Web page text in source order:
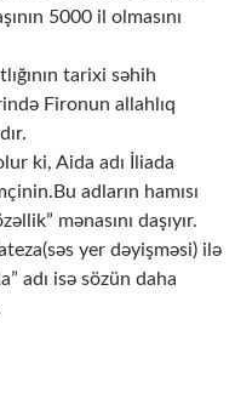
5000 il olmasını
tarixi səhih
Fironun allahlıq
ki, Aida adı İliada
adların hamısı
mənasını daşıyır.
yer dəyişməsi) ilə
adı isə sözün daha